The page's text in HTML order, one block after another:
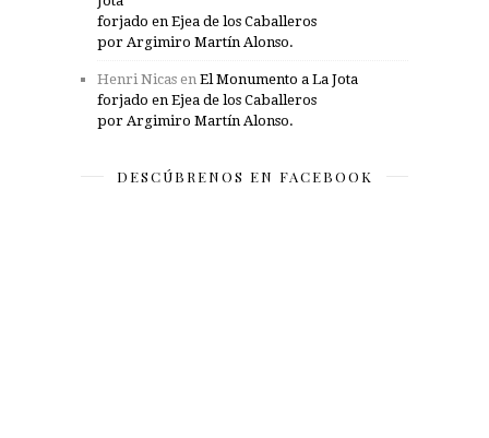
forjado en Ejea de los Caballeros
por Argimiro Martín Alonso.
Henri Nicas en El Monumento a La Jota
forjado en Ejea de los Caballeros
por Argimiro Martín Alonso.
DESCÚBRENOS EN FACEBOOK